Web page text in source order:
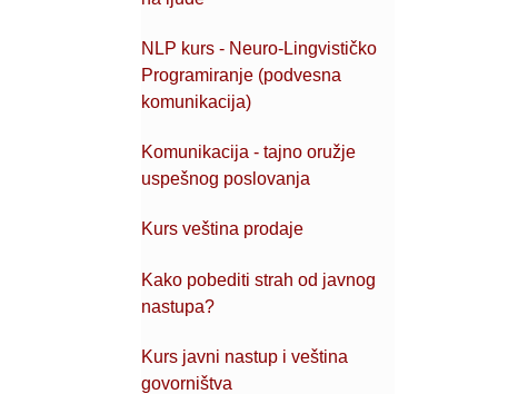
NLP kurs - Neuro-Lingvističko
Programiranje (podvesna
komunikacija)
Komunikacija - tajno oružje
uspešnog poslovanja
Kurs veština prodaje
Kako pobediti strah od javnog
nastupa?
Kurs javni nastup i veština
govorništva